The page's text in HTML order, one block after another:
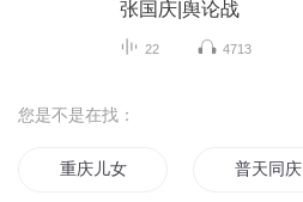
张国庆|舆论战
22 4713
您是不是在找：
重庆儿女 普天同庆